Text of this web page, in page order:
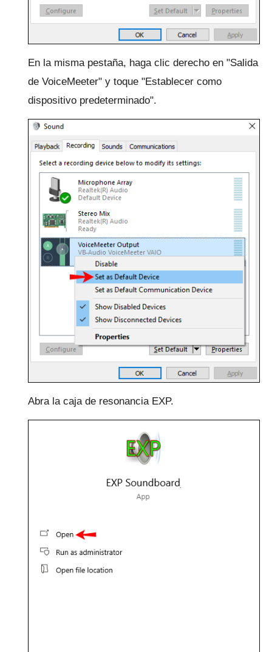
En la misma pestaña, haga clic derecho en "Salida
de VoiceMeeter" y toque "Establecer como
dispositivo predeterminado".
Abra la caja de resonancia EXP.